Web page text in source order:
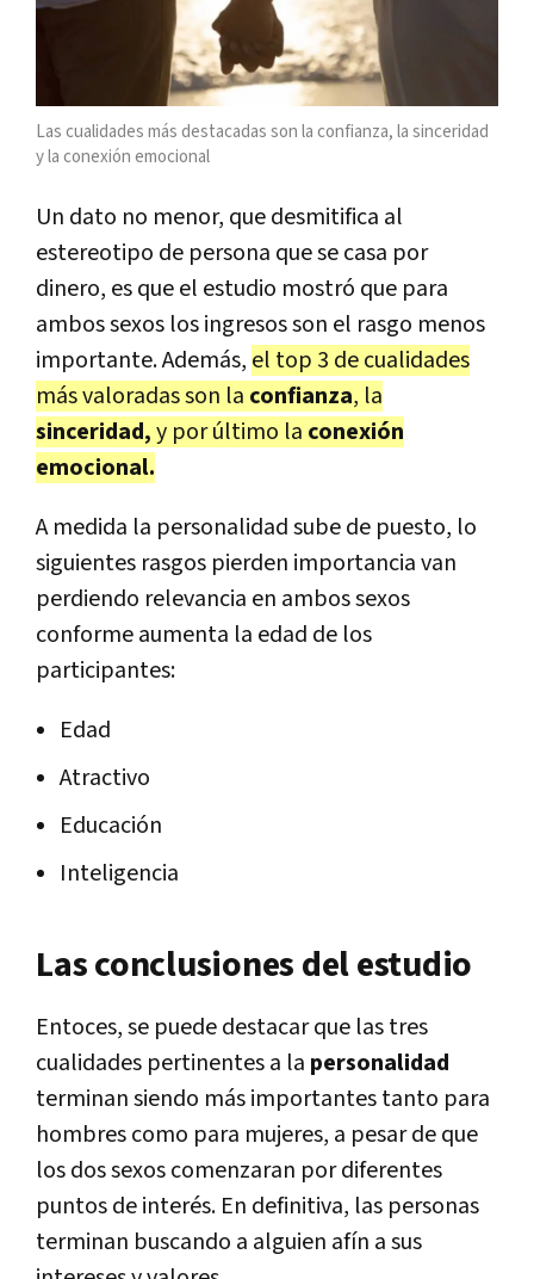
Las cualidades más destacadas son la confianza, la sinceridad
y la conexión emocional
Un dato no menor, que desmitifica al
estereotipo de persona que se casa por
dinero, es que el estudio mostró que para
ambos sexos los ingresos son el rasgo menos
importante. Además, el top 3 de cualidades
más valoradas son la confianza, la
sinceridad,y por último la conexión
emocional.
A medida la personalidad sube de puesto, lo
siguientes rasgos pierden importancia van
perdiendo relevancia en ambos sexos
conforme aumenta la edad de los
participantes:
Edad
Atractivo
Educación
Inteligencia
Las conclusiones del estudio
Entoces, se puede destacar que las tres
cualidades pertinentes a la personalidad
terminan siendo más importantes tanto para
hombres como para mujeres, a pesar de que
los dos sexos comenzaran por diferentes
puntos de interés. En definitiva, las personas
terminan buscando a alguien afín a sus